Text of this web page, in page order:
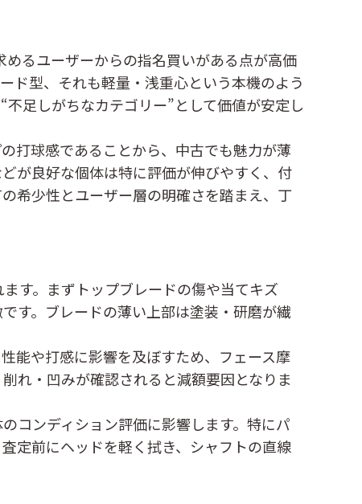
るユーザーからの指名買いがある点が高価
ド型、それも軽量・浅重心という本機のよう
足しがちなカテゴリー”として価値が安定し
打球感であることから、中古でも魅力が薄
が良好な個体は特に評価が伸びやすく、付
希少性とユーザー層の明確さを踏まえ、丁
す。まずトップブレードの傷や当てキズ
す。ブレードの薄い上部は塗装・研磨が繊
能や打感に影響を及ぼすため、フェース摩
れ・凹みが確認されると減額要因となりま
コンディション評価に影響します。特にパ
定前にヘッドを軽く拭き、シャフトの直線